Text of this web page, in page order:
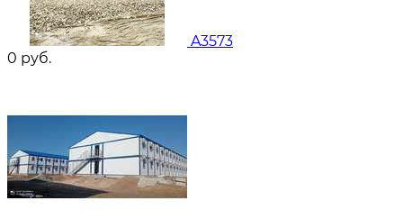
A3573
0 руб.